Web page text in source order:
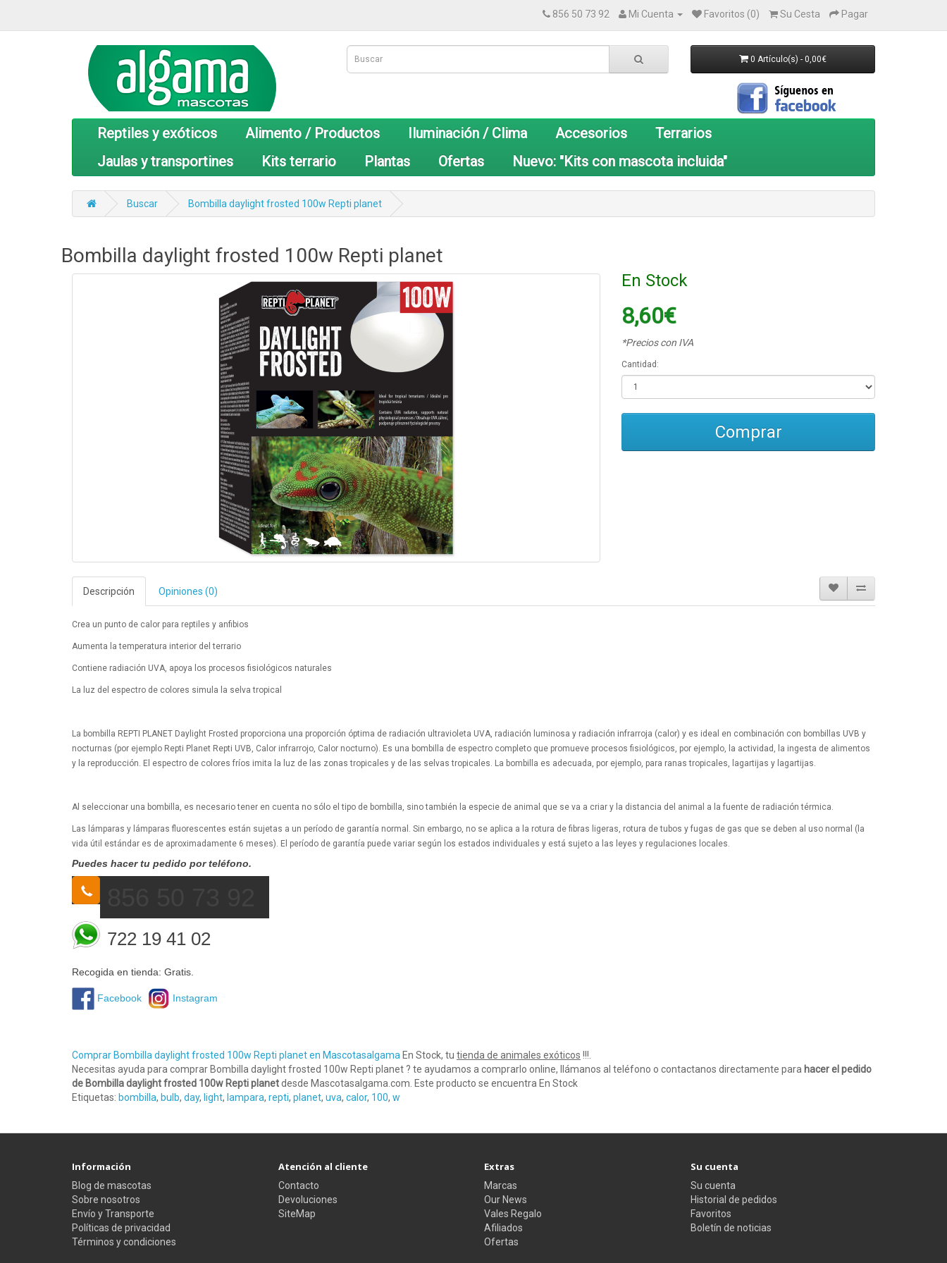
856 50 73 92 Mi Cuenta Favoritos (0) Su Cesta Pagar
0 Artículo(s) - 0,00€
Reptiles y exóticos Alimento / Productos Iluminación / Clima Accesorios
Terrarios
Jaulas y transportines
Kits terrario Plantas Ofertas Nuevo: "Kits con mascota incluida"
Buscar Bombilla daylight frosted 100w Repti planet
Bombilla daylight frosted 100w Repti planet
En Stock
8,60€
*Precios con IVA
Cantidad:
Comprar
Descripción Opiniones (0)
Crea un punto de calor para reptiles y anfibios
Aumenta la temperatura interior del terrario
Contiene radiación UVA, apoya los procesos fisiológicos naturales
La luz del espectro de colores simula la selva tropical
La bombilla REPTI PLANET Daylight Frosted proporciona una proporción óptima de radiación ultravioleta UVA, radiación luminosa y radiación infrarroja (calor) y es ideal en combinación con bombillas UVB y
nocturnas (por ejemplo Repti Planet Repti UVB, Calor infrarrojo, Calor nocturno). Es una bombilla de espectro completo que promueve procesos fisiológicos, por ejemplo, la actividad, la ingesta de alimentos
y la reproducción. El espectro de colores fríos imita la luz de las zonas tropicales y de las selvas tropicales. La bombilla es adecuada, por ejemplo, para ranas tropicales, lagartijas y lagartijas.
Al seleccionar una bombilla, es necesario tener en cuenta no sólo el tipo de bombilla, sino también la especie de animal que se va a criar y la distancia del animal a la fuente de radiación térmica.
Las lámparas y lámparas fluorescentes están sujetas a un período de garantía normal. Sin embargo, no se aplica a la rotura de fibras ligeras, rotura de tubos y fugas de gas que se deben al uso normal (la
vida útil estándar es de aproximadamente 6 meses). El período de garantía puede variar según los estados individuales y está sujeto a las leyes y regulaciones locales.
Puedes hacer tu pedido por teléfono.
722 19 41 02
Recogida en tienda: Gratis.
Facebook Instagram
Comprar Bombilla daylight frosted 100w Repti planet en Mascotasalgama En Stock, tu tienda de animales exóticos !!!.
Necesitas ayuda para comprar Bombilla daylight frosted 100w Repti planet ? te ayudamos a comprarlo online, llámanos al teléfono o contactanos directamente para hacer el pedido
de Bombilla daylight frosted 100w Repti planetdesde Mascotasalgama.com. Este producto se encuentra En Stock
Etiquetas: bombilla, bulb, day, light, lampara, repti, planet, uva, calor, 100, w
Información
Blog de mascotas
Sobre nosotros
Envío y Transporte
Políticas de privacidad
Términos y condiciones
Atención al cliente
Contacto
Devoluciones
SiteMap
Extras
Marcas
Our News
Vales Regalo
Afiliados
Ofertas
Su cuenta
Su cuenta
Historial de pedidos
Favoritos
Boletín de noticias